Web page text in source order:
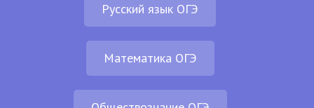
Русский язык ОГЭ
Математика ОГЭ